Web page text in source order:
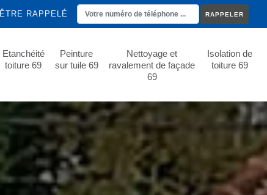
ÊTRE RAPPELÉ
Etanchéité
toiture 69
Peinture
sur tuile 69
Nettoyage et
ravalement de façade
69
Isolation de
toiture 69